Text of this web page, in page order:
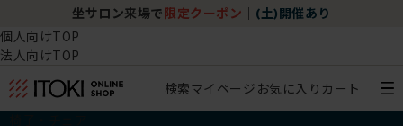
坐サロン来場で 限定クーポン (土)開催あり
個人向けTOP
法人向けTOP
検索マイページ お気に入り カート